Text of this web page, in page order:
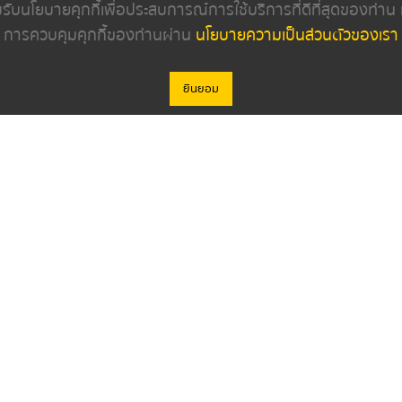
ภายในรถ
เครื่องยนต์
ปกติ
ดูรายละเอียดเกี่ยวกับรถ
รับนโยบายคุกกี้เพื่อประสบการณ์การใช้บริการที่ดีที่สุดของท่า
การควบคุมคุกกี้ของท่านผ่าน นโยบายความเป็นส่วนตัวของเรา
ยินยอม